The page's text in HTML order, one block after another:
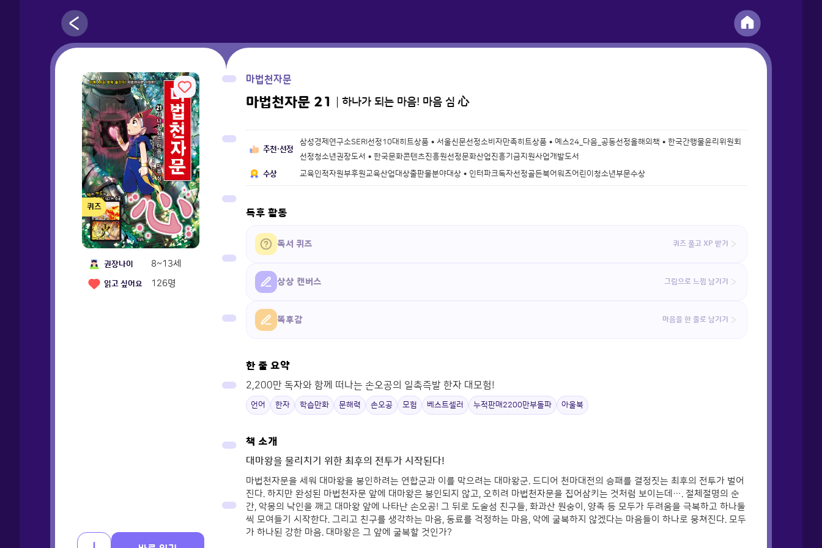
퀴즈
권장나이 8~13세
읽고 싶어요 126명
마법천자문
마법천자문 21 하나가 되는 마음! 마음 심 心
추천·선정
삼성경제연구소SERI선정10대히트상품 • 서울신문선정소비자만족히트상품 • 예스24_다음_공동선정올해의책 • 한국간행물윤리위원회
선정청소년권장도서 • 한국문화콘텐츠진흥원선정문화산업진흥기금지원사업개발도서
수상
교육인적자원부후원교육산업대상출판물분야대상 • 인터파크독자선정골든북어워즈어린이청소년부문수상
독후 활동
독서 퀴즈 퀴즈 풀고 XP 받기
상상 캔버스 그림으로 느낌 남기기
똑후감 마음을 한 줄로 남기기
한 줄 요약
2,200만 독자와 함께 떠나는 손오공의 일촉즉발 한자 대모험!
언어 한자 학습만화 문해력 손오공 모험 베스트셀러 누적판매2200만부돌파 아울북
책 소개
대마왕을 물리치기 위한 최후의 전투가 시작된다!
마법천자문을 세워 대마왕을 봉인하려는 연합군과 이를 막으려는 대마왕군. 드디어 천마대전의 승패를 결정짓는 최후의 전투가 벌어
진다. 하지만 완성된 마법천자문 앞에 대마왕은 봉인되지 않고, 오히려 마법천자문을 집어삼키는 것처럼 보이는데…. 절체절명의 순
간, 악몽의 낙인을 깨고 대마왕 앞에 나타난 손오공! 그 뒤로 도술섬 친구들, 화과산 원숭이, 양족 등 모두가 두려움을 극복하고 하나둘
씩 모여들기 시작한다. 그리고 친구를 생각하는 마음, 동료를 걱정하는 마음, 악에 굴복하지 않겠다는 마음들이 하나로 뭉쳐진다. 모두
가 하나된 강한 마음. 대마왕은 그 앞에 굴복할 것인가?